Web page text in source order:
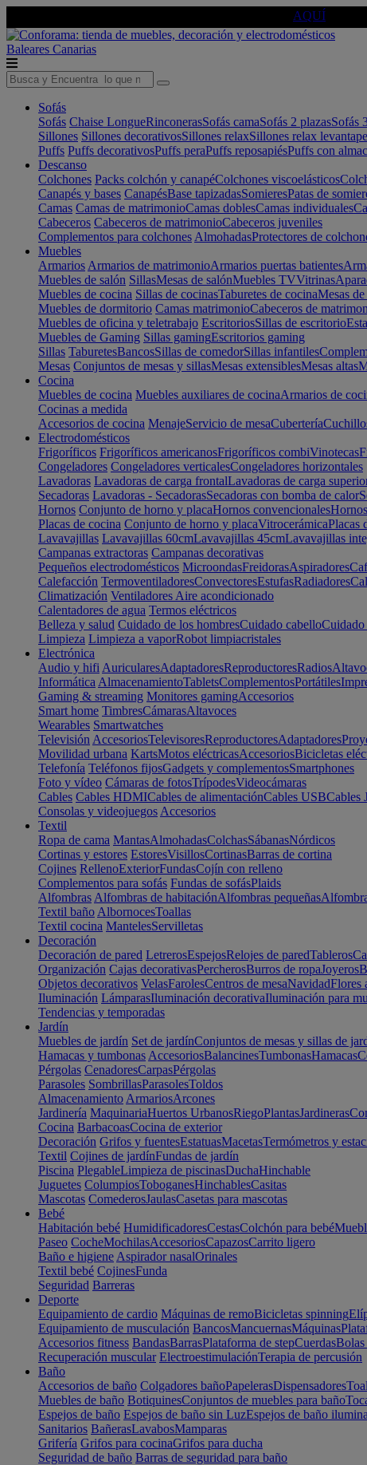
AQUÍ
Baleares Canarias
Sofás
Sofás Chaise LongueRinconerasSofás camaSofás 2 plazasSofás
Sillones Sillones decorativosSillones relaxSillones relax
Puffs Puffs decorativosPuffs peraPuffs reposapiésPuffs con
Descanso
Colchones Packs colchón y canapéColchones viscoelásticos
Canapés y bases CanapésBase tapizadasSomieresPatas de
Camas Camas de matrimonioCamas doblesCamas individuales
Cabeceros Cabeceros de matrimonioCabeceros juveniles
Complementos para colchones AlmohadasProtectores de
Muebles
Armarios Armarios de matrimonioArmarios puertas batientes
Muebles de salón SillasMesas de salónMuebles TVVitrinas
Muebles de cocina Sillas de cocinasTaburetes de cocinaMesas
Muebles de dormitorio Camas matrimonioCabeceros de
Muebles de oficina y teletrabajo EscritoriosSillas de escritorio
Muebles de Gaming Sillas gamingEscritorios gaming
Sillas TaburetesBancosSillas de comedorSillas infantiles
Mesas Conjuntos de mesas y sillasMesas extensiblesMesas altas
Cocina
Muebles de cocina Muebles auxiliares de cocinaArmarios de
Cocinas a medida
Accesorios de cocina MenajeServicio de mesaCubertería
Electrodomésticos
Frigoríficos Frigoríficos americanosFrigoríficos combiVinotecas
Congeladores Congeladores verticalesCongeladores horizontales
Lavadoras Lavadoras de carga frontalLavadoras de carga
Secadoras Lavadoras - SecadorasSecadoras con bomba de calor
Hornos Conjunto de horno y placaHornos convencionales
Placas de cocina Conjunto de horno y placaVitrocerámicaPlacas
Lavavajillas Lavavajillas 60cmLavavajillas 45cmLavavajillas
Campanas extractoras Campanas decorativas
Pequeños electrodomésticos MicroondasFreidorasAspiradores
Calefacción TermoventiladoresConvectoresEstufasRadiadores
Climatización Ventiladores Aire acondicionado
Calentadores de agua Termos eléctricos
Belleza y salud Cuidado de los hombresCuidado cabelloCuidado
Limpieza Limpieza a vaporRobot limpiacristales
Electrónica
Audio y hifi AuricularesAdaptadoresReproductoresRadios
Informática AlmacenamientoTabletsComplementosPortátiles
Gaming & streaming Monitores gamingAccesorios
Smart home TimbresCámarasAltavoces
Wearables Smartwatches
Televisión AccesoriosTelevisoresReproductoresAdaptadores
Movilidad urbana KartsMotos eléctricasAccesoriosBicicletas
Telefonía Teléfonos fijosGadgets y complementosSmartphones
Foto y vídeo Cámaras de fotosTrípodesVideocámaras
Cables Cables HDMICables de alimentaciónCables USBCables
Consolas y videojuegos Accesorios
Textil
Ropa de cama MantasAlmohadasColchasSábanasNórdicos
Cortinas y estores EstoresVisillosCortinasBarras de cortina
Cojines RellenoExteriorFundasCojín con relleno
Complementos para sofás Fundas de sofásPlaids
Alfombras Alfombras de habitaciónAlfombras pequeñas
Textil baño AlbornocesToallas
Textil cocina MantelesServilletas
Decoración
Decoración de pared LetrerosEspejosRelojes de paredTableros
Organización Cajas decorativasPercherosBurros de ropaJoyeros
Objetos decorativos VelasFarolesCentros de mesaNavidadFlores
Iluminación LámparasIluminación decorativaIluminación para
Tendencias y temporadas
Jardín
Muebles de jardín Set de jardínConjuntos de mesas y sillas de
Hamacas y tumbonas AccesoriosBalancinesTumbonasHamacas
Pérgolas CenadoresCarpasPérgolas
Parasoles SombrillasParasolesToldos
Almacenamiento ArmariosArcones
Jardinería MaquinariaHuertos UrbanosRiegoPlantasJardineras
Cocina BarbacoasCocina de exterior
Decoración Grifos y fuentesEstatuasMacetasTermómetros y
Textil Cojines de jardínFundas de jardín
Piscina PlegableLimpieza de piscinasDuchaHinchable
Juguetes ColumpiosToboganesHinchablesCasitas
Mascotas ComederosJaulasCasetas para mascotas
Bebé
Habitación bebé HumidificadoresCestasColchón para bebé
Paseo CocheMochilasAccesoriosCapazosCarrito ligero
Baño e higiene Aspirador nasalOrinales
Textil bebé CojinesFunda
Seguridad Barreras
Deporte
Equipamiento de cardio Máquinas de remoBicicletas spinning
Equipamiento de musculación BancosMancuernasMáquinas
Accesorios fitness BandasBarrasPlataforma de stepCuerdasBolas
Recuperación muscular ElectroestimulaciónTerapia de percusión
Baño
Accesorios de baño Colgadores bañoPapelerasDispensadores
Muebles de baño BotiquinesConjuntos de muebles para baño
Espejos de baño Espejos de baño sin LuzEspejos de baño
Sanitarios BañerasLavabosMamparas
Grifería Grifos para cocinaGrifos para ducha
Seguridad de baño Barras de seguridad para baño